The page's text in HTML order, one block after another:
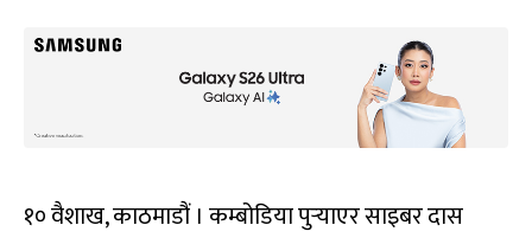
१० वैशाख, काठमाडौं । कम्बोडिया पुर्‍याएर साइबर दास